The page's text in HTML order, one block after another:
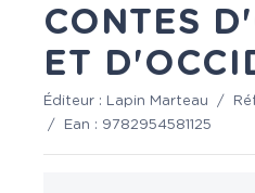
CONTES
ET
Éditeur : Lapin Marteau /
/
Ean : 9782954581125